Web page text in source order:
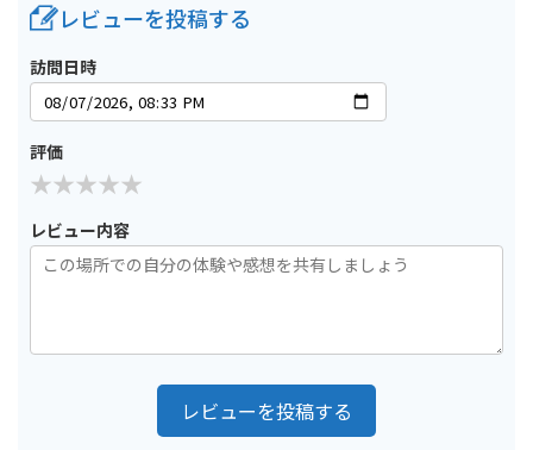
レビューを投稿する
訪問日時
評価
レビュー内容
レビューを投稿する